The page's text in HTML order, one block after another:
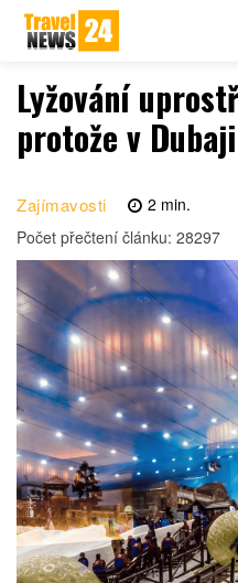
Lyžování
protože v
Zajímavosti 2 min.
Počet přečtení článku: 28297